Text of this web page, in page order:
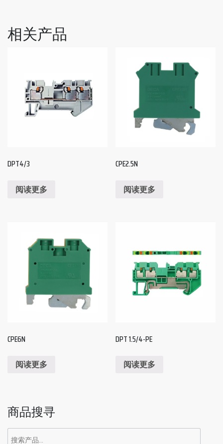
相关产品
DPT4/3
阅读更多
CPE2.5N
阅读更多
CPE6N
阅读更多
DPT 1.5/4-PE
阅读更多
商品搜寻